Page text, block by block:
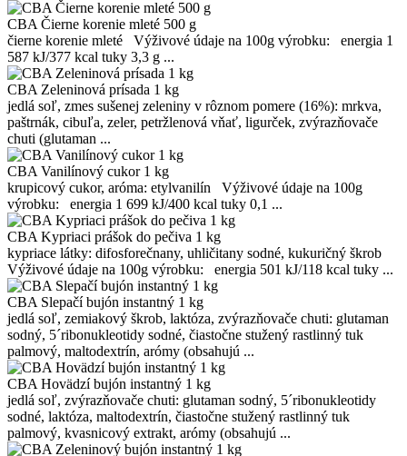
CBA Čierne korenie mleté 500 g
čierne korenie mleté Výživové údaje na 100g výrobku: energia 1
587 kJ/377 kcal tuky 3,3 g ...
CBA Zeleninová prísada 1 kg
jedlá soľ, zmes sušenej zeleniny v rôznom pomere (16%): mrkva,
paštrnák, cibuľa, zeler, petržlenová vňať, ligurček, zvýrazňovače
chuti (glutaman ...
CBA Vanilínový cukor 1 kg
krupicový cukor, aróma: etylvanilín Výživové údaje na 100g
výrobku: energia 1 699 kJ/400 kcal tuky 0,1 ...
CBA Kypriaci prášok do pečiva 1 kg
kypriace látky: difosforečnany, uhličitany sodné, kukuričný škrob
Výživové údaje na 100g výrobku: energia 501 kJ/118 kcal tuky ...
CBA Slepačí bujón instantný 1 kg
jedlá soľ, zemiakový škrob, laktóza, zvýrazňovače chuti: glutaman
sodný, 5´ribonukleotidy sodné, čiastočne stužený rastlinný tuk
palmový, maltodextrín, arómy (obsahujú ...
CBA Hovädzí bujón instantný 1 kg
jedlá soľ, zvýrazňovače chuti: glutaman sodný, 5´ribonukleotidy
sodné, laktóza, maltodextrín, čiastočne stužený rastlinný tuk
palmový, kvasnicový extrakt, arómy (obsahujú ...